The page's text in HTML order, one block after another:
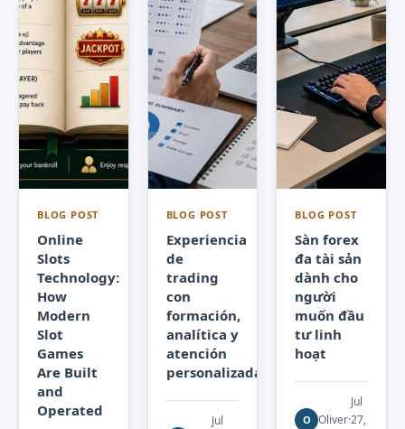
BLOG POST
Online
Slots
Technology:
How
Modern
Slot
Games
Are Built
and
Operated
BLOG POST
Experiencia
de
trading
con
formación,
analítica y
atención
personalizada
Jul
BLOG POST
Sàn forex
đa tài sản
dành cho
người
muốn đầu
tư linh
hoạt
O Oliver·
Jul
27,